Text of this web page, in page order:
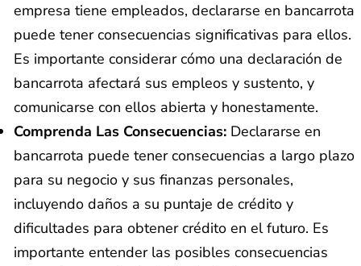
empresa tiene empleados, declararse en bancarrota
puede tener consecuencias significativas para ellos.
Es importante considerar cómo una declaración de
bancarrota afectará sus empleos y sustento, y
comunicarse con ellos abierta y honestamente.
Comprenda Las Consecuencias: Declararse en
bancarrota puede tener consecuencias a largo plazo
para su negocio y sus finanzas personales,
incluyendo daños a su puntaje de crédito y
dificultades para obtener crédito en el futuro. Es
importante entender las posibles consecuencias